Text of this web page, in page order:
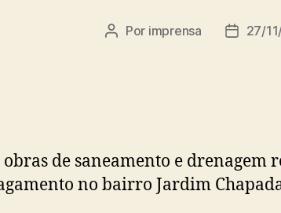
Autor
Por imprensa
Data27/
obras de saneamento e drenagem
no bairro Jardim